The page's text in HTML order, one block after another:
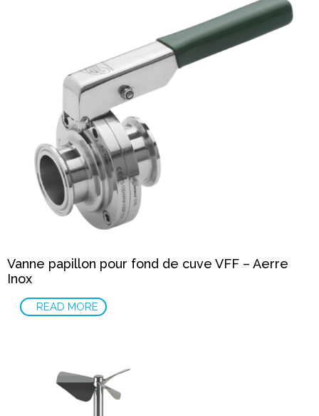
Vanne papillon pour fond de cuve VFF – Aerre
Inox
READ MORE